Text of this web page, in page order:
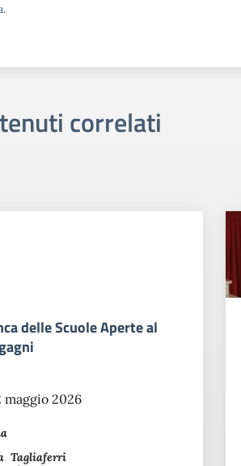
correlati
corsa di Miguel
TagliaferriDocente